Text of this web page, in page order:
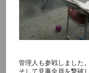
管理人も参戦しました。
そして見事全員を撃破